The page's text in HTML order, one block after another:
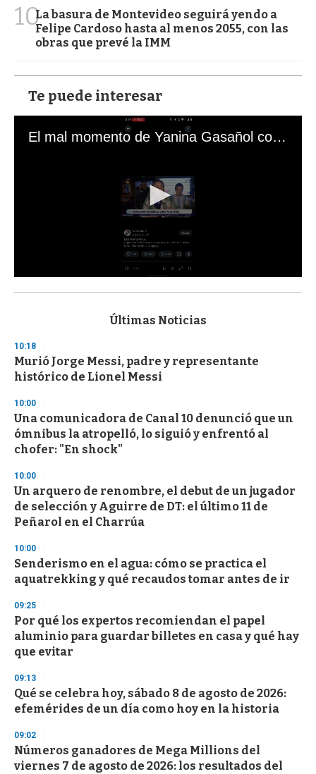
10La basura de Montevideo seguirá yendo a
Felipe Cardoso hasta al menos 2055, con las
obras que prevé la IMM
Te puede interesar
El mal momento de Yanina Gasañol con un hincha argentino en "Subrayado"
s
d
s
o
f
3
s
e
c
o
d
s
Últimas Noticias
10:18
Murió Jorge Messi, padre y representante
histórico de Lionel Messi
10:00
Una comunicadora de Canal 10 denunció que un
ómnibus la atropelló, lo siguió y enfrentó al
chofer: "En shock"
10:00
Un arquero de renombre, el debut de un jugador
de selección y Aguirre de DT: el último 11 de
Peñarol en el Charrúa
10:00
Senderismo en el agua: cómo se practica el
aquatrekking y qué recaudos tomar antes de ir
09:25
Por qué los expertos recomiendan el papel
aluminio para guardar billetes en casa y qué hay
que evitar
09:13
Qué se celebra hoy, sábado 8 de agosto de 2026:
efemérides de un día como hoy en la historia
09:02
Números ganadores de Mega Millions del
viernes 7 de agosto de 2026: los resultados del